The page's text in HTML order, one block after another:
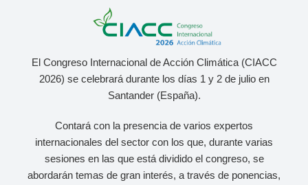
El Congreso Internacional de Acción Climática (CIACC
2026) se celebrará durante los días 1 y 2 de julio en
Santander (España).
Contará con la presencia de varios expertos
internacionales del sector con los que, durante varias
sesiones en las que está dividido el congreso, se
abordarán temas de gran interés, a través de ponencias,